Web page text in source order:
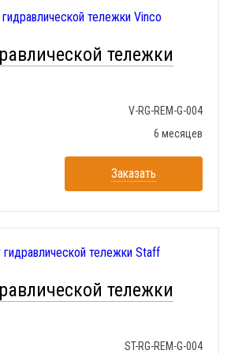
тележки
V-RG-REM-G-004
6 месяцев
Заказать
тележки
ST-RG-REM-G-004